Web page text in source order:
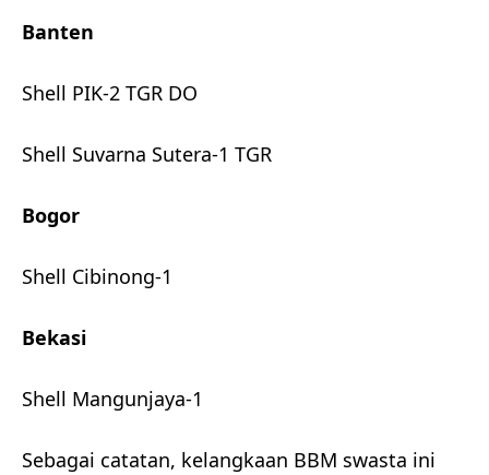
Banten
Shell PIK-2 TGR DO
Shell Suvarna Sutera-1 TGR
Bogor
Shell Cibinong-1
Bekasi
Shell Mangunjaya-1
Sebagai catatan, kelangkaan BBM swasta ini